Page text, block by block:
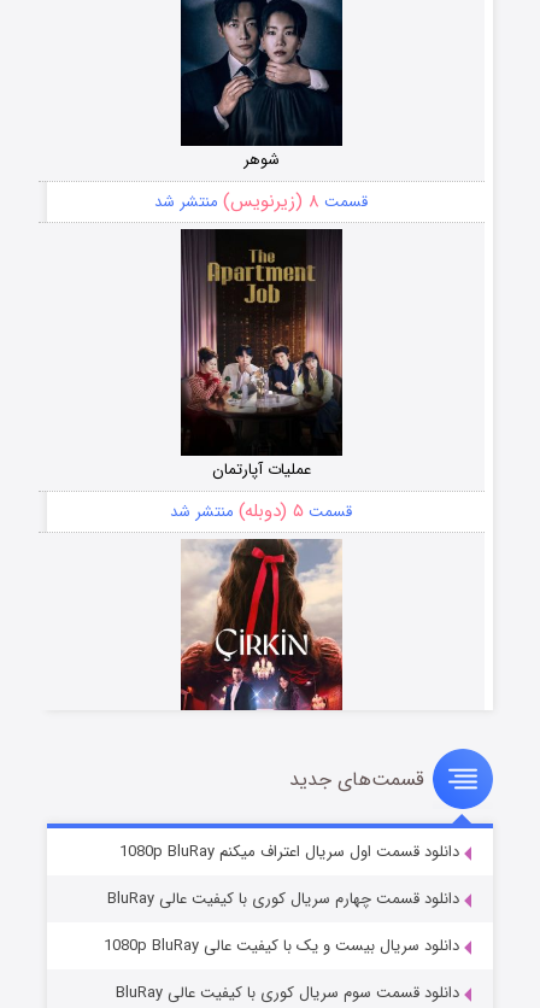
شوهر
قسمت ۸ (زیرنویس) منتشر شد
عملیات آپارتمان
قسمت ۵ (دوبله) منتشر شد
سریال زشت
قسمت۲ (زیرنویس) منتشر شد
قسمت‌های جدید
دانلود قسمت اول سریال اعتراف میکنم 1080p BluRay
دانلود قسمت چهارم سریال کوری با کیفیت عالی BluRay
دانلود سریال بیست و یک با کیفیت عالی 1080p BluRay
دانلود قسمت سوم سریال کوری با کیفیت عالی BluRay